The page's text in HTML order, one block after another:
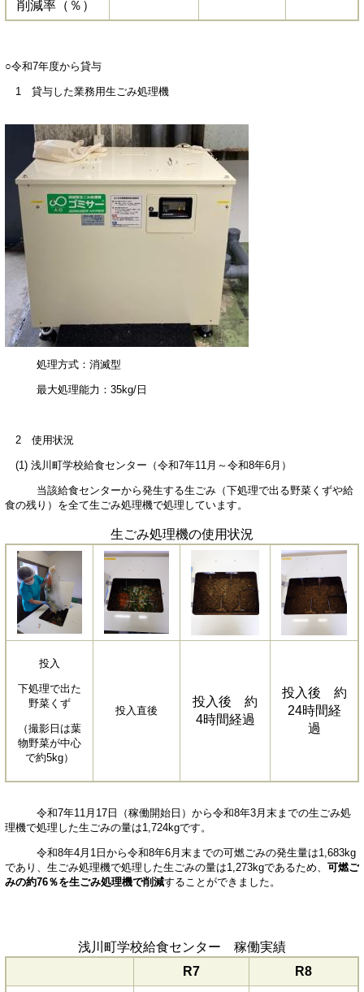
削減率（％）
○令和7年度から貸与
1 貸与した業務用生ごみ処理機
処理方式：消滅型
最大処理能力：35kg/日
2 使用状況
(1) 浅川町学校給食センター（令和7年11月～令和8年6月）
当該給食センターから発生する生ごみ（下処理で出る野菜くずや給
食の残り）を全て生ごみ処理機で処理しています。
生ごみ処理機の使用状況
投入
下処理で出た
野菜くず
（撮影日は葉
物野菜が中心
で約5kg）
投入直後
投入後 約
4時間経過
投入後 約
24時間経
過
令和7年11月17日（稼働開始日）から令和8年3月末までの生ごみ処
理機で処理した生ごみの量は1,724kgです。
令和8年4月1日から令和8年6月末までの可燃ごみの発生量は1,683kg
であり、生ごみ処理機で処理した生ごみの量は1,273kgであるため、 可燃ご
みの約76％を生ごみ処理機で削減することができました。
浅川町学校給食センター 稼働実績
R7
R8